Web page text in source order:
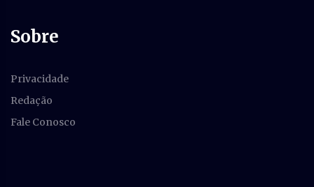
Sobre
Privacidade
Redação
Fale Conosco